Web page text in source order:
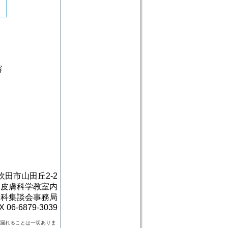
田市山田丘2-2
膚科学教室内
集談会事務局
06-6879-3039
れることは一切ありま